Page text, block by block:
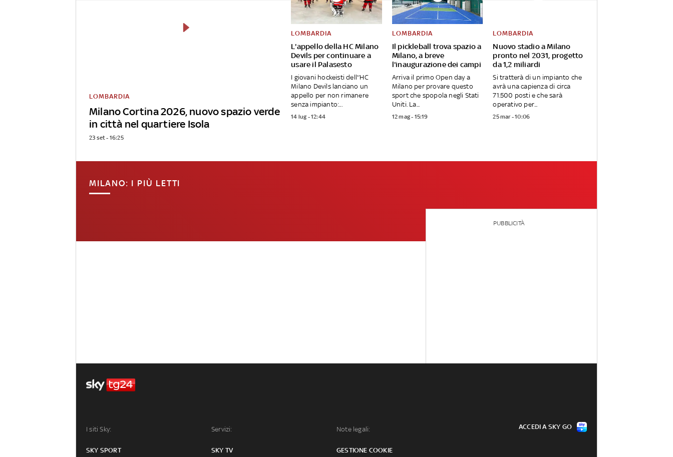
Milano Cortina 2026, nuovo spazio verde
in città nel quartiere Isola
LOMBARDIA
23 set - 16:25
L'appello della HC Milano
Devils per continuare a
usare il Palasesto
LOMBARDIA
I giovani hockeisti dell'’HC
Milano Devils lanciano un
appello per non rimanere
senza impianto:...
14 lug - 12:44
Il pickleball trova spazio a
Milano, a breve
l'inaugurazione dei campi
LOMBARDIA
Arriva il primo Open day a
Milano per provare questo
sport che spopola negli Stati
Uniti. La...
12 mag - 15:19
Nuovo stadio a Milano
pronto nel 2031, progetto
da 1,2 miliardi
LOMBARDIA
Si tratterà di un impianto che
avrà una capienza di circa
71.500 posti e che sarà
operativo per...
25 mar - 10:06
MILANO: I PIÙ LETTI
PUBBLICITÀ
I siti Sky:
SKY SPORT
Servizi:
SKY TV
Note legali:
GESTIONE COOKIE
ACCEDI A SKY GO